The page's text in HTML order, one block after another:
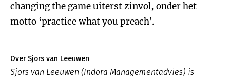
changing the gameuiterst zinvol, onder het
motto ‘practice what you preach’.
Over Sjors van Leeuwen
Sjors van Leeuwen (Indora Managementadvies) is